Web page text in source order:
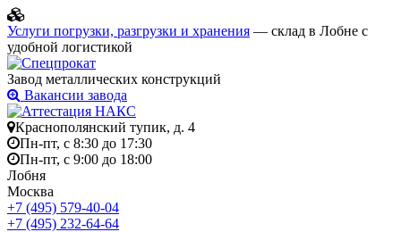
Услуги погрузки, разгрузки и хранения — склад в Лобне с
удобной логистикой
Завод металлических конструкций
Вакансии завода
Краснополянский тупик, д. 4
Пн-пт, с 8:30 до 17:30
Пн-пт, с 9:00 до 18:00
Лобня
Москва
+7 (495) 579-40-04
+7 (495) 232-64-64